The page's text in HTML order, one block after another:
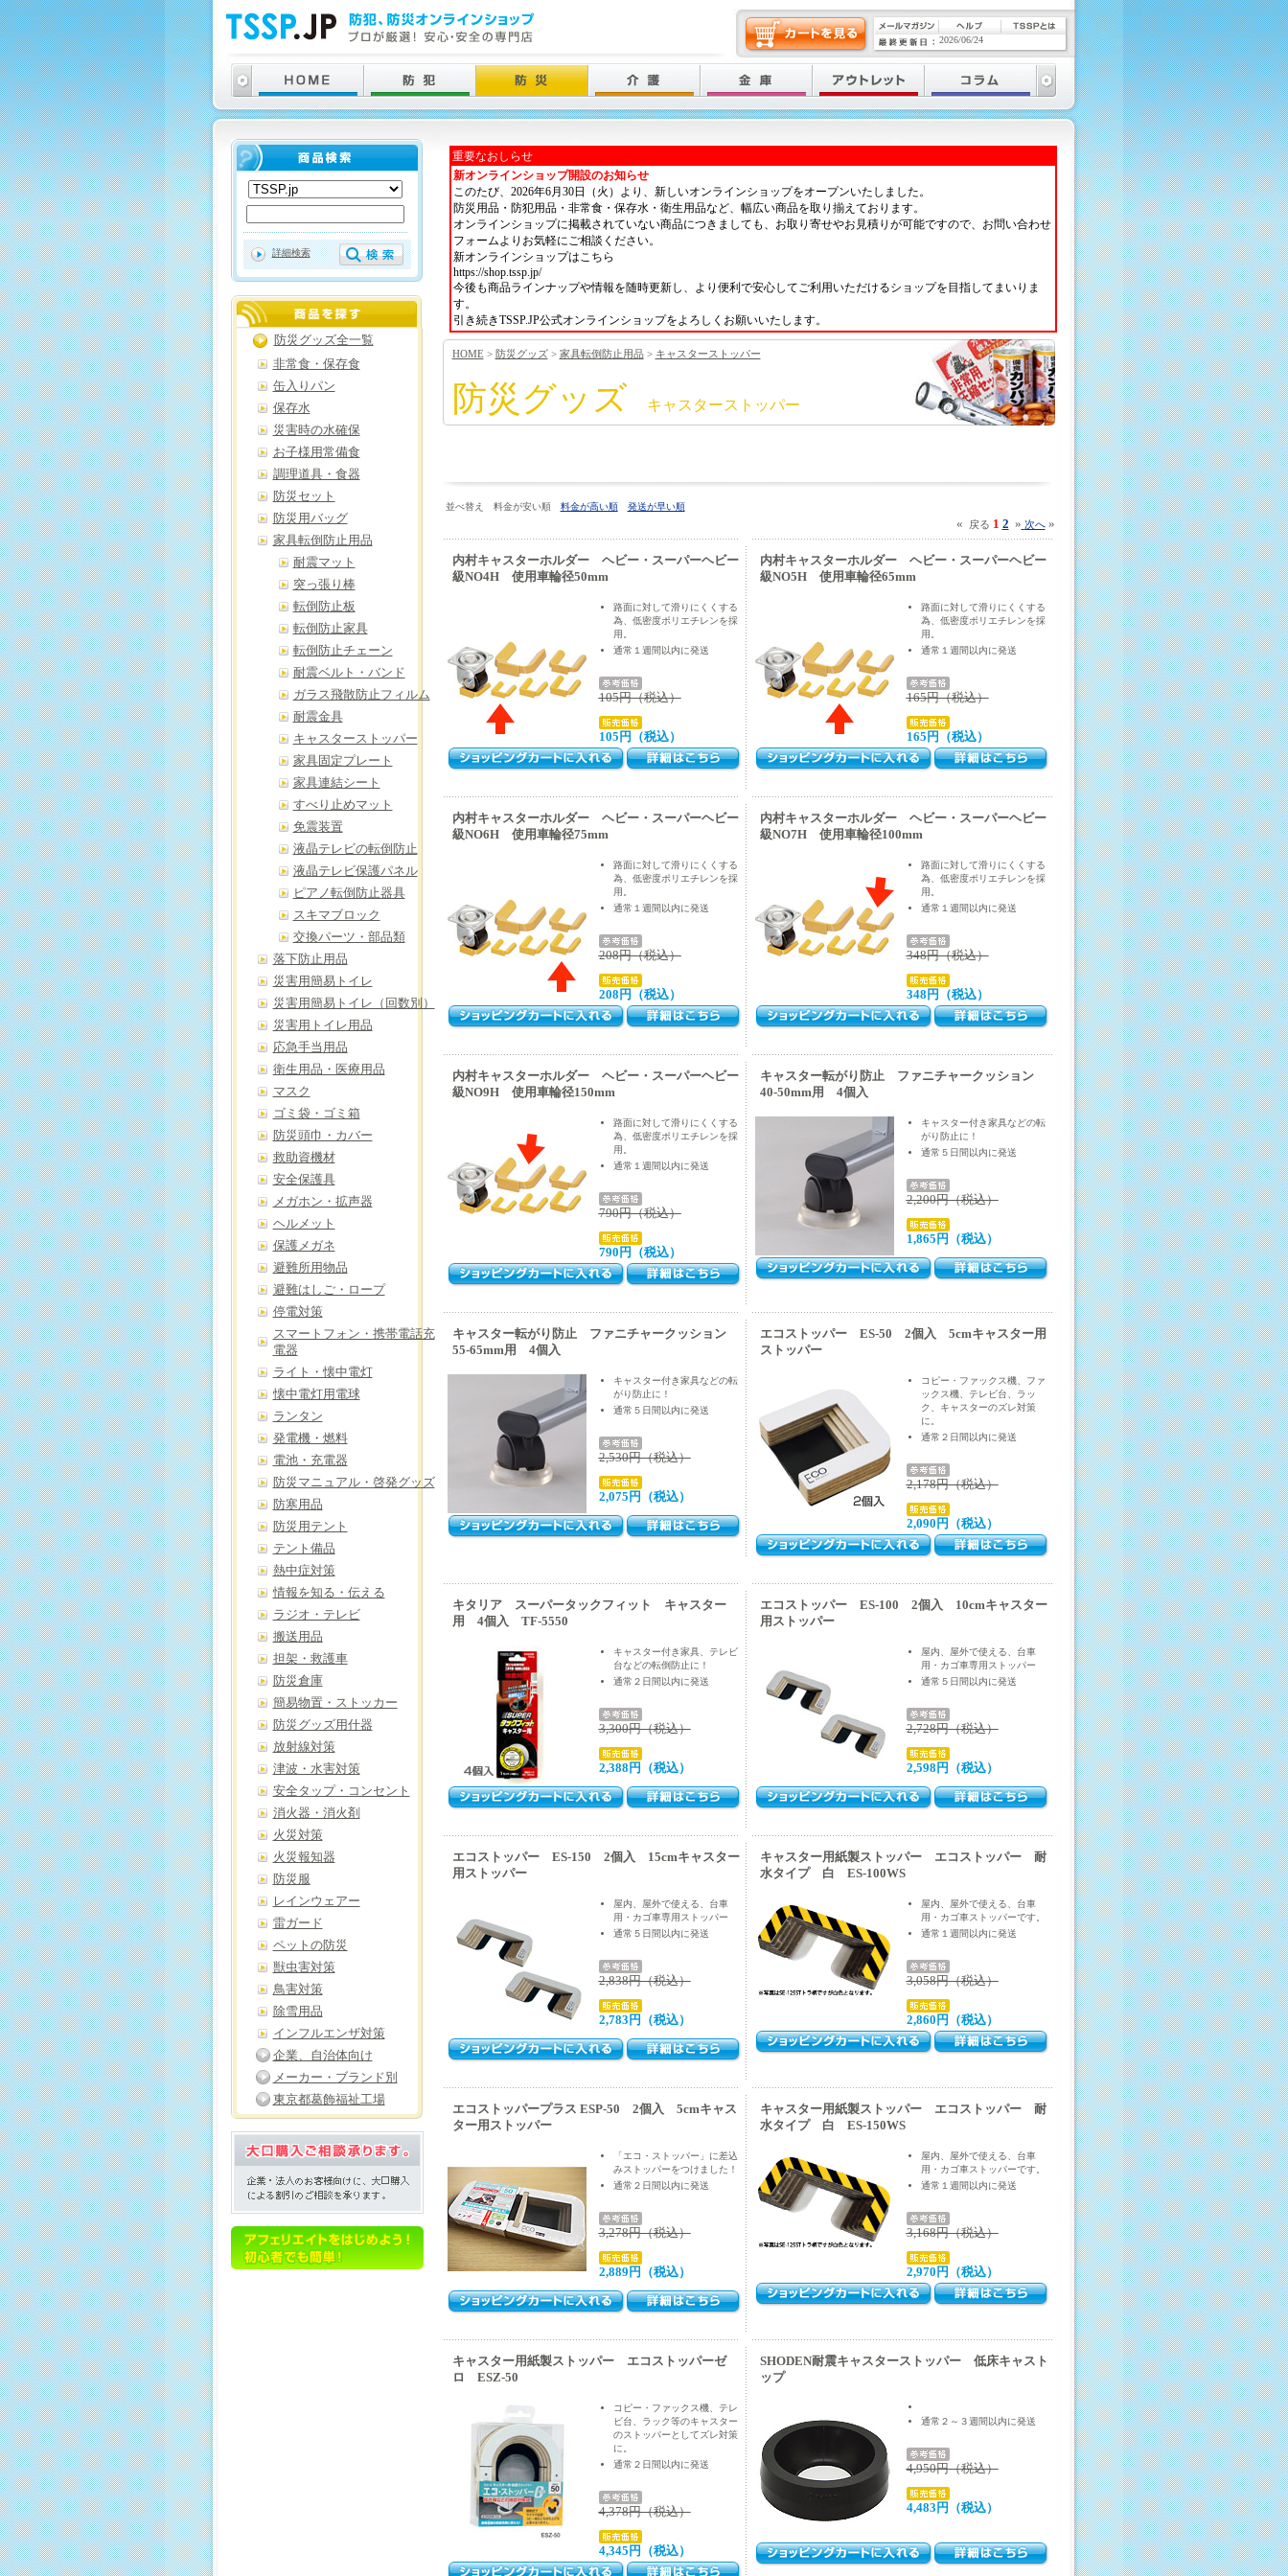
重要なおしらせ
新オンラインショップ開設のお知らせ
このたび、2026年6月30日（火）より、新しいオンラインショップをオープンいたしました。
防災用品・防犯用品・非常食・保存水・衛生用品など、幅広い商品を取り揃えております。
オンラインショップに掲載されていない商品につきましても、お取り寄せやお見積りが可能ですので、お問い合わせ
フォームよりお気軽にご相談ください。
新オンラインショップはこちら
https://shop.tssp.jp/
今後も商品ラインナップや情報を随時更新し、より便利で安心してご利用いただけるショップを目指してまいりま
す。
引き続きTSSP.JP公式オンラインショップをよろしくお願いいたします。
HOME > 防災グッズ> 家具転倒防止用品> キャスターストッパー
防災グッズ キャスターストッパー
並べ替え 料金が安い順 料金が高い順 発送が早い順
« 戻る 1 2 » 次へ»
内村キャスターホルダー ヘビー・スーパーヘビー
級NO4H 使用車輪径50mm
路面に対して滑りにくくする
為、低密度ポリエチレンを採
用。
通常１週間以内に発送
105円（税込）
105円（税込）
内村キャスターホルダー ヘビー・スーパーヘビー
級NO5H 使用車輪径65mm
路面に対して滑りにくくする
為、低密度ポリエチレンを採
用。
通常１週間以内に発送
165円（税込）
165円（税込）
内村キャスターホルダー ヘビー・スーパーヘビー
級NO6H 使用車輪径75mm
路面に対して滑りにくくする
為、低密度ポリエチレンを採
用。
通常１週間以内に発送
208円（税込）
208円（税込）
内村キャスターホルダー ヘビー・スーパーヘビー
級NO7H 使用車輪径100mm
路面に対して滑りにくくする
為、低密度ポリエチレンを採
用。
通常１週間以内に発送
348円（税込）
348円（税込）
内村キャスターホルダー ヘビー・スーパーヘビー
級NO9H 使用車輪径150mm
路面に対して滑りにくくする
為、低密度ポリエチレンを採
用。
通常１週間以内に発送
790円（税込）
790円（税込）
キャスター転がり防止 ファニチャークッション
40-50mm用 4個入
キャスター付き家具などの転
がり防止に！
通常５日間以内に発送
2,200円（税込）
1,865円（税込）
キャスター転がり防止 ファニチャークッション
55-65mm用 4個入
キャスター付き家具などの転
がり防止に！
通常５日間以内に発送
2,530円（税込）
2,075円（税込）
エコストッパー ES-50 2個入 5cmキャスター用
ストッパー
コピー・ファックス機、ファ
ックス機、テレビ台、ラッ
ク、キャスターのズレ対策
に。
通常２日間以内に発送
2,178円（税込）
2,090円（税込）
キタリア スーパータックフィット キャスター
用 4個入 TF-5550
キャスター付き家具、テレビ
台などの転倒防止に！
通常２日間以内に発送
3,300円（税込）
2,388円（税込）
エコストッパー ES-100 2個入 10cmキャスター
用ストッパー
屋内、屋外で使える、台車
用・カゴ車専用ストッパー
通常５日間以内に発送
2,728円（税込）
2,598円（税込）
エコストッパー ES-150 2個入 15cmキャスター
用ストッパー
屋内、屋外で使える、台車
用・カゴ車専用ストッパー
通常５日間以内に発送
2,838円（税込）
2,783円（税込）
キャスター用紙製ストッパー エコストッパー 耐
水タイプ 白 ES-100WS
屋内、屋外で使える、台車
用・カゴ車ストッパーです。
通常１週間以内に発送
3,058円（税込）
2,860円（税込）
エコストッパープラス ESP-50 2個入 5cmキャス
ター用ストッパー
「エコ・ストッパー」に差込
みストッパーをつけました！
通常２日間以内に発送
3,278円（税込）
2,889円（税込）
キャスター用紙製ストッパー エコストッパー 耐
水タイプ 白 ES-150WS
屋内、屋外で使える、台車
用・カゴ車ストッパーです。
通常１週間以内に発送
3,168円（税込）
2,970円（税込）
キャスター用紙製ストッパー エコストッパーゼ
ロ ESZ-50
コピー・ファックス機、テレ
ビ台、ラック等のキャスター
のストッパーとしてズレ対策
に。
通常２日間以内に発送
4,378円（税込）
4,345円（税込）
SHODEN耐震キャスターストッパー 低床キャスト
ップ
通常２～３週間以内に発送
4,950円（税込）
4,483円（税込）
詳細検索
防災グッズ全一覧
非常食・保存食
缶入りパン
保存水
災害時の水確保
お子様用常備食
調理道具・食器
防災セット
防災用バッグ
家具転倒防止用品
耐震マット
突っ張り棒
転倒防止板
転倒防止家具
転倒防止チェーン
耐震ベルト・バンド
ガラス飛散防止フィルム
耐震金具
キャスターストッパー
家具固定プレート
家具連結シート
すべり止めマット
免震装置
液晶テレビの転倒防止
液晶テレビ保護パネル
ピアノ転倒防止器具
スキマブロック
交換パーツ・部品類
落下防止用品
災害用簡易トイレ
災害用簡易トイレ（回数別）
災害用トイレ用品
応急手当用品
衛生用品・医療用品
マスク
ゴミ袋・ゴミ箱
防災頭巾・カバー
救助資機材
安全保護具
メガホン・拡声器
ヘルメット
保護メガネ
避難所用物品
避難はしご・ロープ
停電対策
スマートフォン・携帯電話充
電器
ライト・懐中電灯
懐中電灯用電球
ランタン
発電機・燃料
電池・充電器
防災マニュアル・啓発グッズ
防寒用品
防災用テント
テント備品
熱中症対策
情報を知る・伝える
ラジオ・テレビ
搬送用品
担架・救護車
防災倉庫
簡易物置・ストッカー
防災グッズ用什器
放射線対策
津波・水害対策
安全タップ・コンセント
消火器・消火剤
火災対策
火災報知器
防災服
レインウェアー
雷ガード
ペットの防災
獣虫害対策
鳥害対策
除雪用品
インフルエンザ対策
企業、自治体向け
メーカー・ブランド別
東京都葛飾福祉工場
2026/06/24